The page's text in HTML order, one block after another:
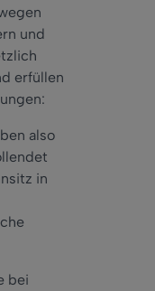
und
erfüllen
also
in
bei